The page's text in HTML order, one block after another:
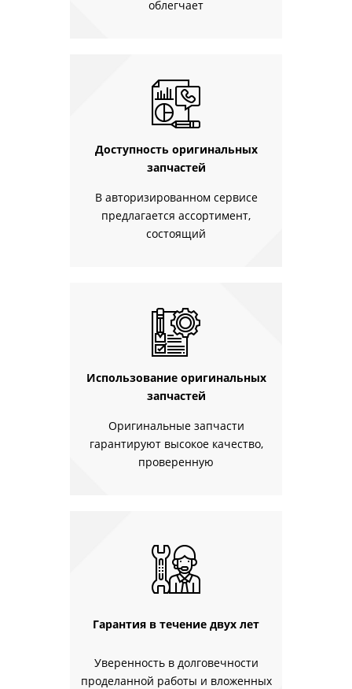
облегчает
Доступность оригинальных
запчастей
В авторизированном сервисе
предлагается ассортимент,
состоящий
Использование оригинальных
запчастей
Оригинальные запчасти
гарантируют высокое качество,
проверенную
Гарантия в течение двух лет
Уверенность в долговечности
проделанной работы и вложенных